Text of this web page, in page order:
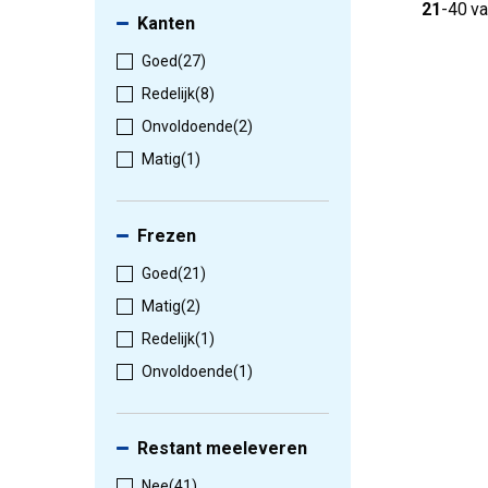
Kanten
Goed(27)
Redelijk(8)
Onvoldoende(2)
Matig(1)
Frezen
Goed(21)
Matig(2)
Redelijk(1)
Onvoldoende(1)
Restant meeleveren
21-40